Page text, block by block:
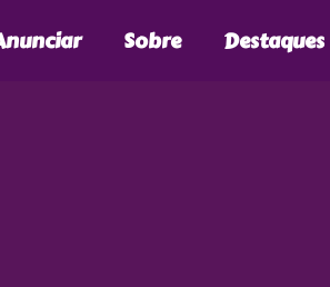
Sobre Destaques